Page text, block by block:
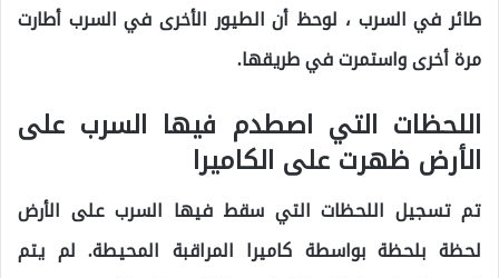
طائر في السرب ، لوحظ أن الطيور الأخرى في السرب أطارت
مرة أخرى واستمرت في طريقها.
اللحظات التي اصطدم فيها السرب على
الأرض ظهرت على الكاميرا
تم تسجيل اللحظات التي سقط فيها السرب على الأرض
لحظة بلحظة بواسطة كاميرا المراقبة المحيطة. لم يتم